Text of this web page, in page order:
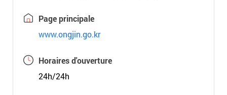
Page principale
www.ongjin.go.kr
Horaires d'ouverture
24h/24h